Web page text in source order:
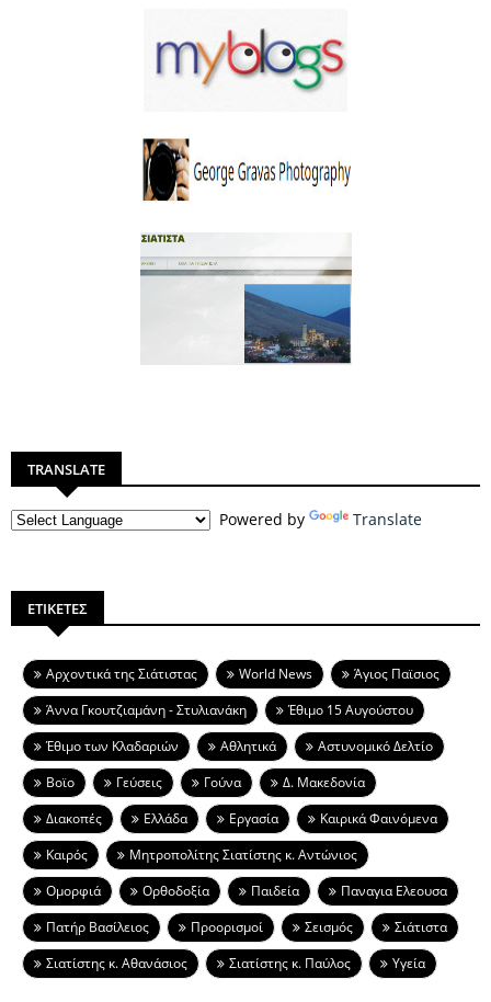
TRANSLATE
Powered by Translate
ΕΤΙΚΕΤΕΣ
Aρχοντικά της Σιάτιστας World News
Άγιος Παϊσιος
Άννα Γκουτζιαμάνη - Στυλιανάκη
Έθιμο 15 Αυγούστου
Έθιμο των Κλαδαριών
Αθλητικά
Αστυνομικό Δελτίο
Βοϊο
Γεύσεις Γούνα
Δ. Μακεδονία
Διακοπές
Ελλάδα Εργασία
Καιρικά Φαινόμενα
Καιρός
Μητροπολίτης Σιατίστης κ. Αντώνιος
Ομορφιά
Ορθοδοξία Παιδεία
Παναγια Ελεουσα
Πατήρ Βασίλειος
Προορισμοί Σεισμός
Σιάτιστα
Σιατίστης κ. Αθανάσιος
Σιατίστης κ. Παύλος Υγεία